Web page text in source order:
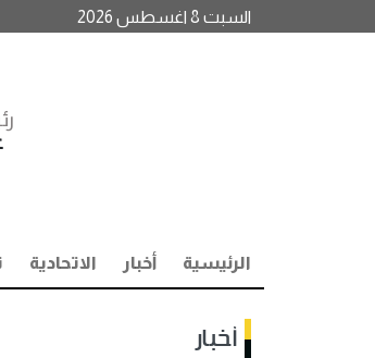
السبت 8 اغسطس 2026
الرئيسية أخبار الاتحادية
أخبار